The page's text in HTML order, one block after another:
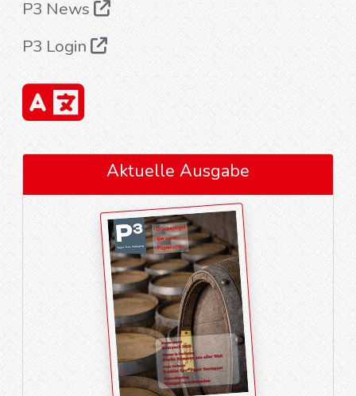
P3 News
P3 Login
Aktuelle Ausgabe